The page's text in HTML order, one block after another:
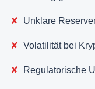
Unklare
Volatilität bei
Regulatorische